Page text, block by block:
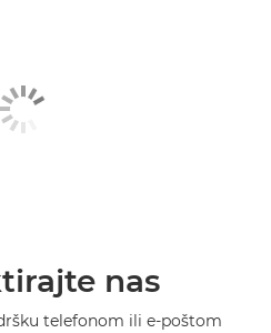
nas
telefonom ili e-poštom